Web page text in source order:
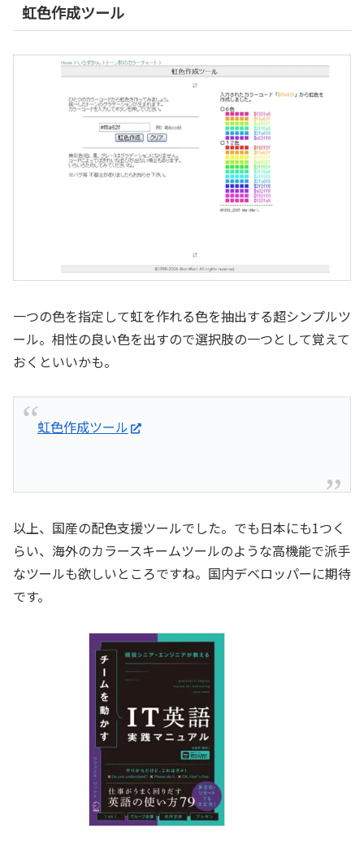
虹色作成ツール
一つの色を指定して虹を作れる色を抽出する超シンプルツ
ール。相性の良い色を出すので選択肢の一つとして覚えて
おくといいかも。
虹色作成ツール
以上、国産の配色支援ツールでした。でも日本にも1つく
らい、海外のカラースキームツールのような高機能で派手
なツールも欲しいところですね。国内デベロッパーに期待
です。